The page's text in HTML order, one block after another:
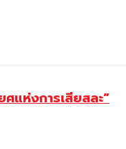
แห่งการเสียสละ”